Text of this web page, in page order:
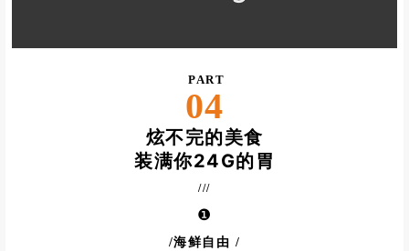
PART
04
炫不完的美食
装满你24G的胃
///
❶
/海鲜自由 /